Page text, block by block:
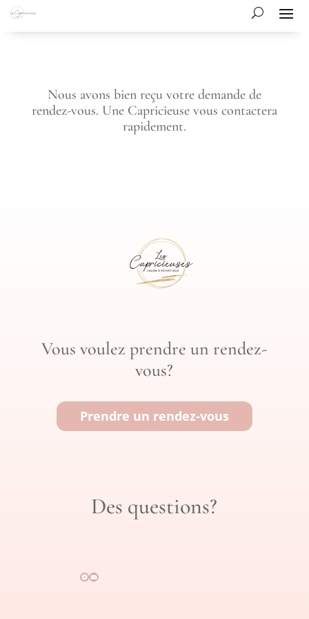
Nous avons bien reçu votre demande de
rendez-vous. Une Capricieuse vous contactera
rapidement.
Vous voulez prendre un rendez-
vous?
Prendre un rendez-vous
Des questions?